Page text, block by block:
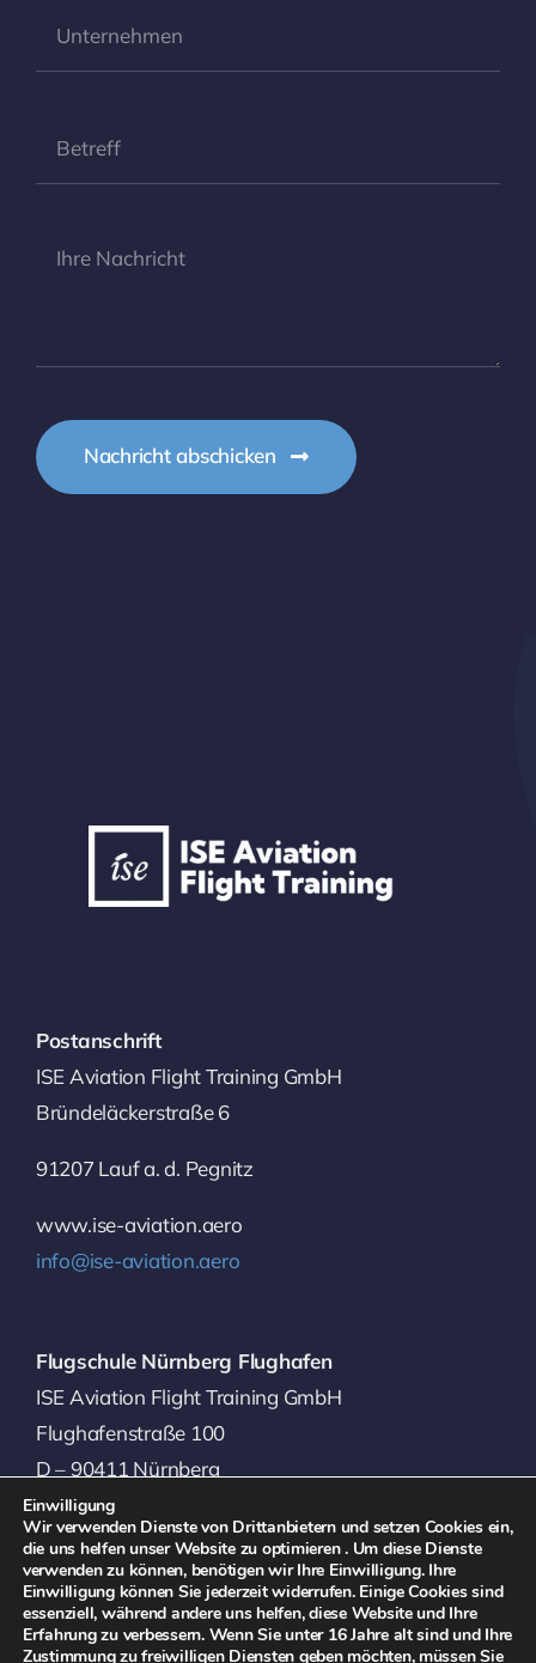
Nachricht abschicken
Postanschrift
ISE Aviation Flight Training GmbH
Bründeläckerstraße 6
91207 Lauf a. d. Pegnitz
www.ise-aviation.aero
info@ise-aviation.aero
Flugschule Nürnberg Flughafen
ISE Aviation Flight Training GmbH
Flughafenstraße 100
D – 90411 Nürnberg
Telefon: +49 9192 9929-0
Telefax: +49 9192 9929-654
Einwilligung
Wir verwenden Dienste von Drittanbietern und setzen Cookies ein,
die uns helfen unser Website zu optimieren . Um diese Dienste
verwenden zu können, benötigen wir Ihre Einwilligung. Ihre
Einwilligung können Sie jederzeit widerrufen. Einige Cookies sind
essenziell, während andere uns helfen, diese Website und Ihre
Erfahrung zu verbessern. Wenn Sie unter 16 Jahre alt sind und Ihre
Zustimmung zu freiwilligen Diensten geben möchten, müssen Sie